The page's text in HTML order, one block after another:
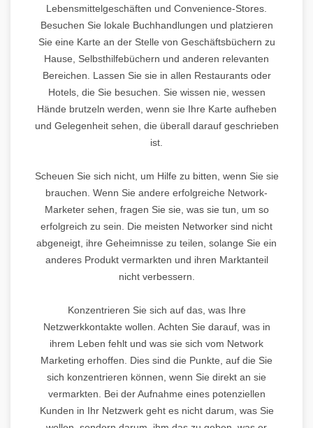
Lebensmittelgeschäften und Convenience-Stores.
Besuchen Sie lokale Buchhandlungen und platzieren
Sie eine Karte an der Stelle von Geschäftsbüchern zu
Hause, Selbsthilfebüchern und anderen relevanten
Bereichen. Lassen Sie sie in allen Restaurants oder
Hotels, die Sie besuchen. Sie wissen nie, wessen
Hände brutzeln werden, wenn sie Ihre Karte aufheben
und Gelegenheit sehen, die überall darauf geschrieben
ist.
Scheuen Sie sich nicht, um Hilfe zu bitten, wenn Sie sie
brauchen. Wenn Sie andere erfolgreiche Network-
Marketer sehen, fragen Sie sie, was sie tun, um so
erfolgreich zu sein. Die meisten Networker sind nicht
abgeneigt, ihre Geheimnisse zu teilen, solange Sie ein
anderes Produkt vermarkten und ihren Marktanteil
nicht verbessern.
Konzentrieren Sie sich auf das, was Ihre
Netzwerkkontakte wollen. Achten Sie darauf, was in
ihrem Leben fehlt und was sie sich vom Network
Marketing erhoffen. Dies sind die Punkte, auf die Sie
sich konzentrieren können, wenn Sie direkt an sie
vermarkten. Bei der Aufnahme eines potenziellen
Kunden in Ihr Netzwerk geht es nicht darum, was Sie